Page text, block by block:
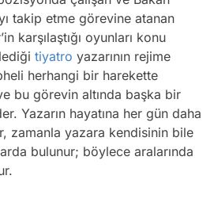
takip etme görevine atanan
karşılaştığı oyunları konu
tiyatro yazarının rejime
herhangi bir harekette
bu görevin altında başka bir
Yazarın hayatına her gün daha
zamanla yazara kendisinin bile
bulunur; böylece aralarında